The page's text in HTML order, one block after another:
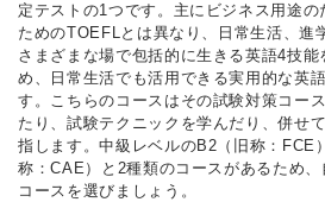
定テストの1つです。主にビジネス用途
ためのTOEFLとは異なり、日常生活、進
さまざまな場で包括的に生きる英語4技
め、日常生活でも活用できる実用的な英
す。こちらのコースはその試験対策コー
たり、試験テクニックを学んだり、併せ
指します。中級レベルのB2（旧称：FCE
称：CAE）と2種類のコースがあるため
コースを選びましょう。